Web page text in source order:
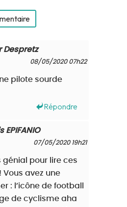
Despretz
08/05/2020 07h22
pilote sourde
Répondre
EPIFANIO
07/05/2020 19h21
génial pour lire ces
avez une
: l’icône de football
de cyclisme aha